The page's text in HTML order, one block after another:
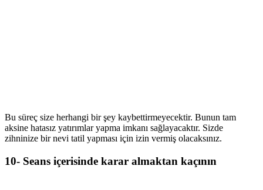
Bu süreç size herhangi bir şey kaybettirmeyecektir. Bunun tam
aksine hatasız yatırımlar yapma imkanı sağlayacaktır. Sizde
zihninize bir nevi tatil yapması için izin vermiş olacaksınız.
10- Seans içerisinde karar almaktan kaçının